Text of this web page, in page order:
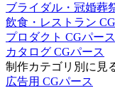
ブライダル・冠婚葬
飲食・レストラン
プロダクト CGパー
カタログ CGパース
制作カテゴリ別に見
広告用 CGパース